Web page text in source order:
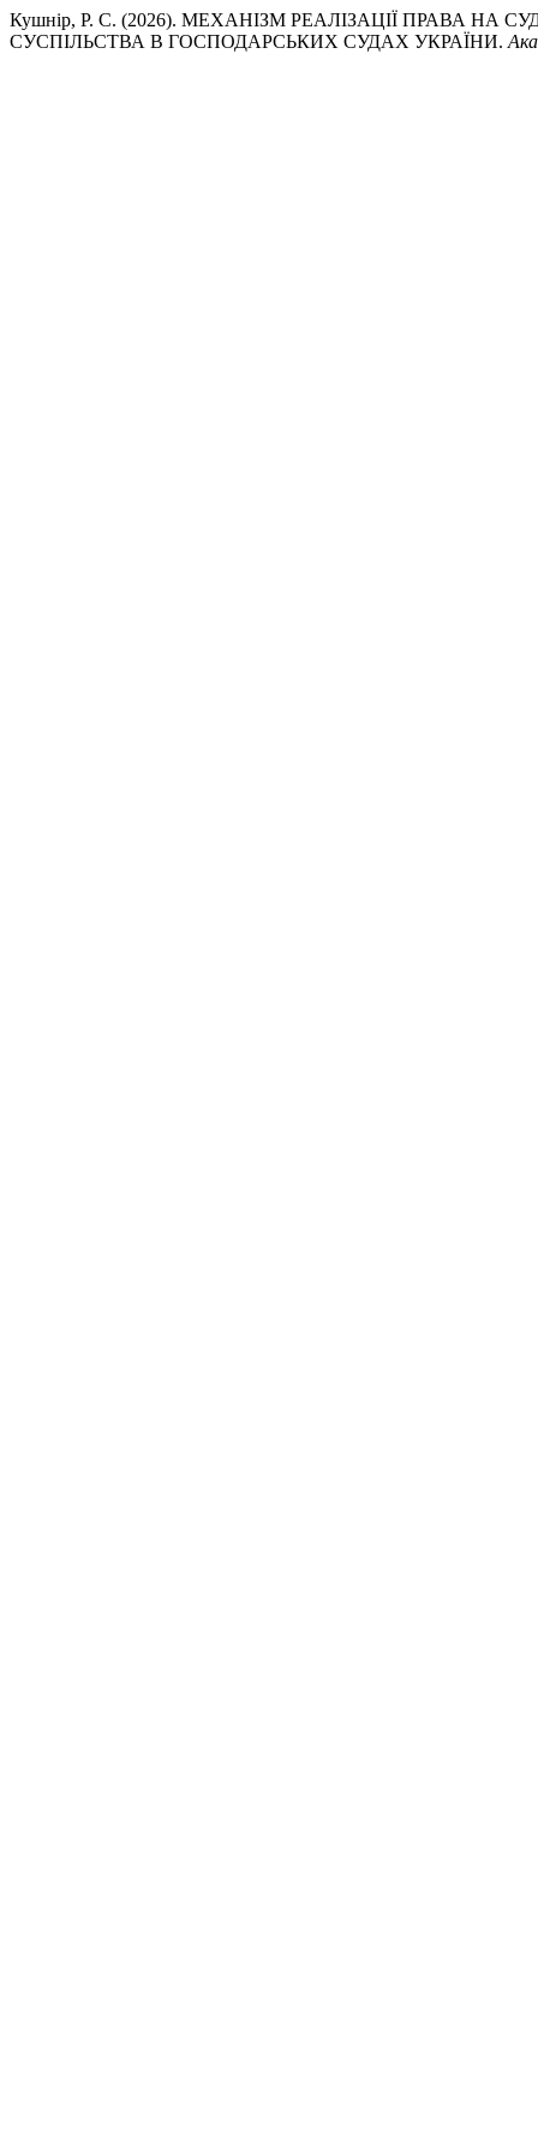
Кушнір, Р. С. (2026). МЕХАНІЗМ РЕАЛІЗАЦІЇ ПРАВА
СУСПІЛЬСТВА В ГОСПОДАРСЬКИХ СУДАХ УКРАЇНИ.